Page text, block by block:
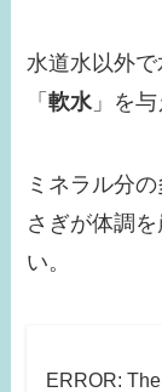
水道水以外
「軟水 」を
ミネラル分
さぎが体調
い。
ERROR: